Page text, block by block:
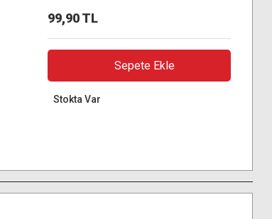
99,90 TL
Sepete Ekle
Stokta Var